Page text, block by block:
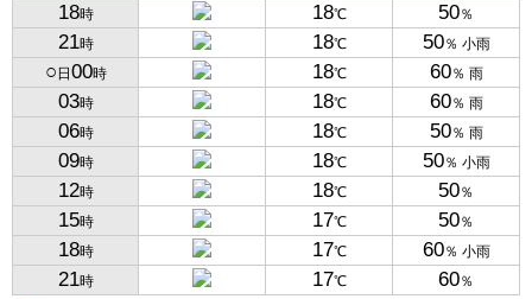
18時 18℃ 50％
21時 18℃ 50％ 小雨
○ 日 00時 18℃ 60％ 雨
03時 18℃ 60％ 雨
06時 18℃ 50％ 雨
09時 18℃ 50％ 小雨
12時 18℃ 50％
15時 17℃ 50％
18時 17℃ 60％ 小雨
21時 17℃ 60％